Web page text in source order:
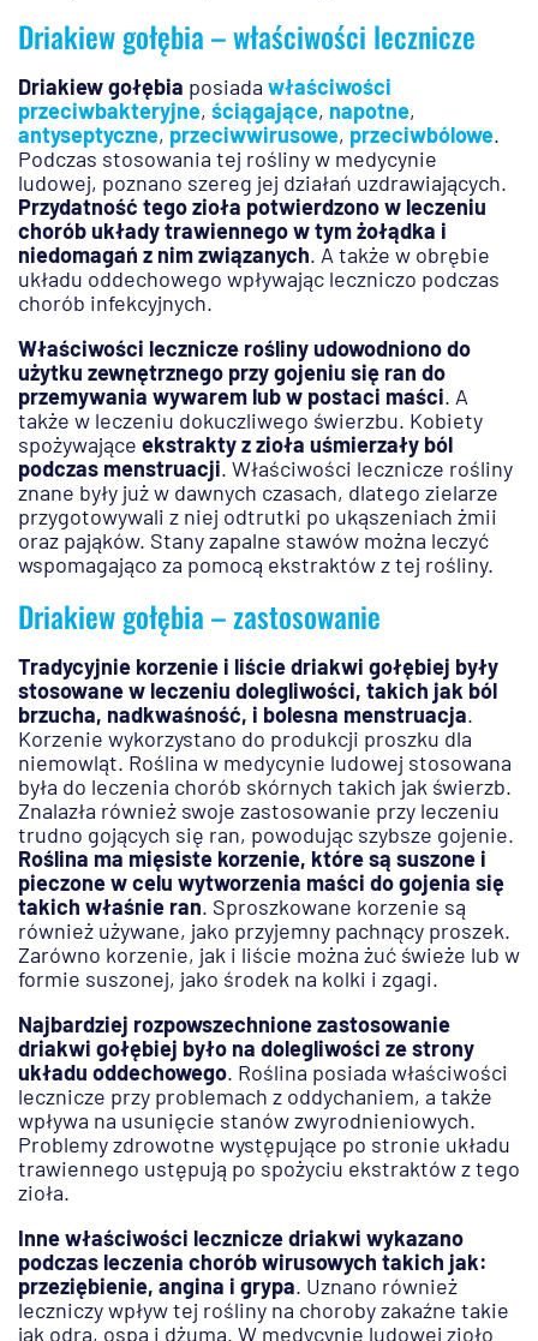
Driakiew gołębia – właściwości lecznicze
Driakiew gołębia posiada właściwości
przeciwbakteryjne, ściągające, napotne,
antyseptyczne, przeciwwirusowe, przeciwbólowe.
Podczas stosowania tej rośliny w medycynie
ludowej, poznano szereg jej działań uzdrawiających.
Przydatność tego zioła potwierdzono w leczeniu
chorób układy trawiennego w tym żołądka i
niedomagań z nim związanych. A także w obrębie
układu oddechowego wpływając leczniczo podczas
chorób infekcyjnych.
Właściwości lecznicze rośliny udowodniono do
użytku zewnętrznego przy gojeniu się ran do
przemywania wywarem lub w postaci maści. A
także w leczeniu dokuczliwego świerzbu. Kobiety
spożywające ekstrakty z zioła uśmierzały ból
podczas menstruacji. Właściwości lecznicze rośliny
znane były już w dawnych czasach, dlatego zielarze
przygotowywali z niej odtrutki po ukąszeniach żmii
oraz pająków. Stany zapalne stawów można leczyć
wspomagająco za pomocą ekstraktów z tej rośliny.
Driakiew gołębia – zastosowanie
Tradycyjnie korzenie i liście driakwi gołębiej były
stosowane w leczeniu dolegliwości, takich jak ból
brzucha, nadkwaśność, i bolesna menstruacja.
Korzenie wykorzystano do produkcji proszku dla
niemowląt. Roślina w medycynie ludowej stosowana
była do leczenia chorób skórnych takich jak świerzb.
Znalazła również swoje zastosowanie przy leczeniu
trudno gojących się ran, powodując szybsze gojenie.
Roślina ma mięsiste korzenie, które są suszone i
pieczone w celu wytworzenia maści do gojenia się
takich właśnie ran. Sproszkowane korzenie są
również używane, jako przyjemny pachnący proszek.
Zarówno korzenie, jak i liście można żuć świeże lub w
formie suszonej, jako środek na kolki i zgagi.
Najbardziej rozpowszechnione zastosowanie
driakwi gołębiej było na dolegliwości ze strony
układu oddechowego. Roślina posiada właściwości
lecznicze przy problemach z oddychaniem, a także
wpływa na usunięcie stanów zwyrodnieniowych.
Problemy zdrowotne występujące po stronie układu
trawiennego ustępują po spożyciu ekstraktów z tego
zioła.
Inne właściwości lecznicze driakwi wykazano
podczas leczenia chorób wirusowych takich jak:
przeziębienie, angina i grypa. Uznano również
leczniczy wpływ tej rośliny na choroby zakaźne takie
jak odra, ospa i dżuma. W medycynie ludowej zioło